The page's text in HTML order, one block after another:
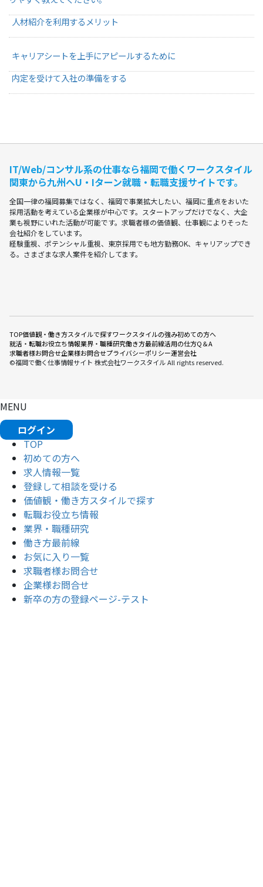
人材紹介を利用するメリット
キャリアシートを上手にアピールするために
内定を受けて入社の準備をする
IT/Web/コンサル系の仕事なら福岡で働くワークスタイル
関東から九州へU・Iターン就職・転職支援サイトです。
全国⼀律の福岡募集ではなく、福岡で事業拡⼤したい、福岡に重点をおいた
採⽤活動を考えている企業様が中⼼です。スタートアップだけでなく、⼤企
業も視野にいれた活動が可能です。求職者様の価値観、仕事観によりそった
会社紹介をしています。
経験重視、ポテンシャル重視、東京採⽤でも地⽅勤務OK、キャリアップでき
る。さまざまな求⼈案件を紹介してます。
TOP価値観・働き方スタイルで探すワークスタイルの強み初めての方へ
就活・転職お役立ち情報業界・職種研究働き方最前線活用の仕方Q＆A
求職者様お問合せ企業様お問合せプライバシーポリシー運営会社
©福岡で働く仕事情報サイト 株式会社ワークスタイル All rights reserved.
MENU
ログイン
TOP
初めての⽅へ
求人情報一覧
登録して相談を受ける
価値観・働き方スタイルで探す
転職お役立ち情報
業界・職種研究
働き方最前線
お気に入り一覧
求職者様お問合せ
企業様お問合せ
新卒の方の登録ページ-テスト